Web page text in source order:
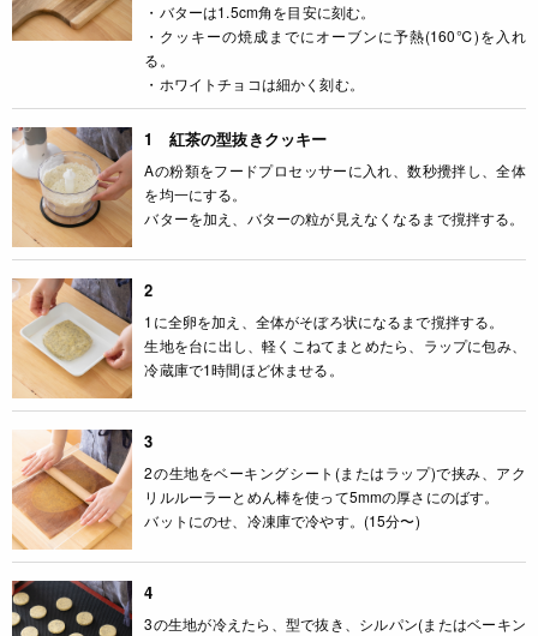
・バターは1.5cm角を目安に刻む。
・クッキーの焼成までにオーブンに予熱(160℃)を入れ
る。
・ホワイトチョコは細かく刻む。
1 紅茶の型抜きクッキー
Aの粉類をフードプロセッサーに入れ、数秒攪拌し、全体
を均一にする。
バターを加え、バターの粒が見えなくなるまで撹拌する。
2
1に全卵を加え、全体がそぼろ状になるまで撹拌する。
生地を台に出し、軽くこねてまとめたら、ラップに包み、
冷蔵庫で1時間ほど休ませる。
3
2の生地をベーキングシート(またはラップ)で挟み、アク
リルルーラーとめん棒を使って5mmの厚さにのばす。
バットにのせ、冷凍庫で冷やす。(15分〜)
4
3の生地が冷えたら、型で抜き、シルパン(またはベーキン